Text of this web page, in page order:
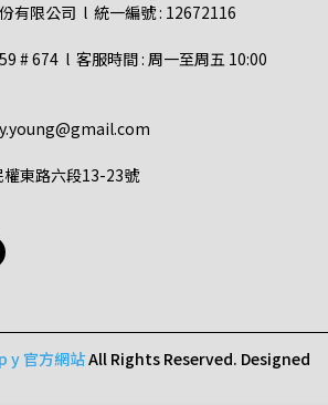
有限公司  l  統一編號 : 12672116
# 674  l  客服時間 : 周一至周五 10:00
東路六段13-23號
y 官方網站All Rights Reserved. Designed